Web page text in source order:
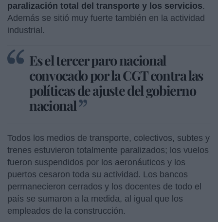
paralización total del transporte y los servicios.
Además se sitió muy fuerte también en la actividad
industrial.
Es el tercer paro nacional
convocado por la CGT contra las
políticas de ajuste del gobierno
nacional
Todos los medios de transporte, colectivos, subtes y
trenes estuvieron totalmente paralizados; los vuelos
fueron suspendidos por los aeronáuticos y los
puertos cesaron toda su actividad. Los bancos
permanecieron cerrados y los docentes de todo el
país se sumaron a la medida, al igual que los
empleados de la construcción.